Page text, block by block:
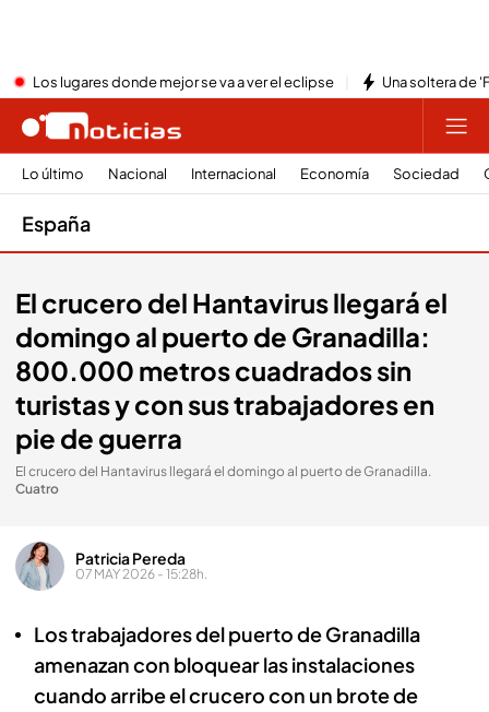
Los lugares donde mejor se va a ver el eclipse Una soltera de
Lo último Nacional Internacional Economía Sociedad
España
El crucero del Hantavirus llegará el
domingo al puerto de Granadilla:
800.000 metros cuadrados sin
turistas y con sus trabajadores en
pie de guerra
El crucero del Hantavirus llegará el domingo al puerto de Granadilla.
Cuatro
Patricia Pereda
07 MAY 2026 - 15:28h.
Los trabajadores del puerto de Granadilla
amenazan con bloquear las instalaciones
cuando arribe el crucero con un brote de